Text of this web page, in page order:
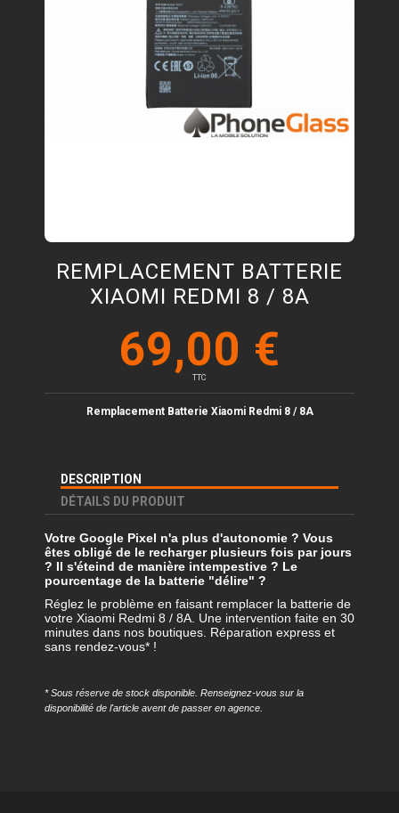
REMPLACEMENT BATTERIE
XIAOMI REDMI 8 / 8A
69,00 €
TTC
Remplacement Batterie Xiaomi Redmi 8 / 8A
DESCRIPTION
DÉTAILS DU PRODUIT
Votre Google Pixel n'a plus d'autonomie ? Vous
êtes obligé de le recharger plusieurs fois par jours
? Il s'éteind de manière intempestive ? Le
pourcentage de la batterie "délire" ?
Réglez le problème en faisant remplacer la batterie de
votre Xiaomi Redmi 8 / 8A. Une intervention faite en 30
minutes dans nos boutiques. Réparation express et
sans rendez-vous* !
* Sous réserve de stock disponible. Renseignez-vous sur la
disponibilité de l'article avent de passer en agence.